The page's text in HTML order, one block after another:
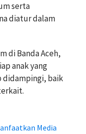
serta
diatur dalam
di Banda Aceh,
anak yang
didampingi, baik
Media